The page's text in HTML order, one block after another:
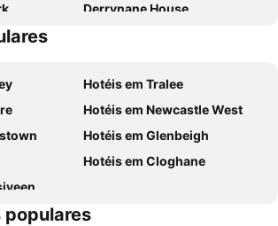
Derrynane House
Festival
Hotéis em Tralee
Hotéis em Newcastle West
Hotéis em Glenbeigh
Hotéis em Cloghane
populares